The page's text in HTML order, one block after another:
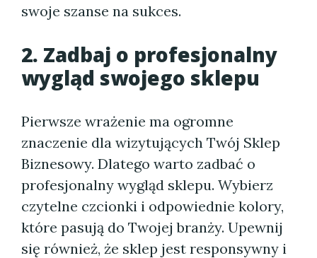
swoje szanse na sukces.
2. Zadbaj o profesjonalny
wygląd swojego sklepu
Pierwsze wrażenie ma ogromne
znaczenie dla wizytujących Twój Sklep
Biznesowy. Dlatego warto zadbać o
profesjonalny wygląd sklepu. Wybierz
czytelne czcionki i odpowiednie kolory,
które pasują do Twojej branży. Upewnij
się również, że sklep jest responsywny i